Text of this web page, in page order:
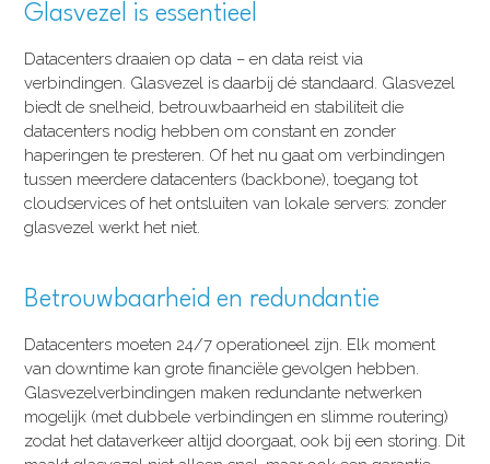
Glasvezel is essentieel
Datacenters draaien op data – en data reist via
verbindingen. Glasvezel is daarbij dé standaard. Glasvezel
biedt de snelheid, betrouwbaarheid en stabiliteit die
datacenters nodig hebben om constant en zonder
haperingen te presteren. Of het nu gaat om verbindingen
tussen meerdere datacenters (backbone), toegang tot
cloudservices of het ontsluiten van lokale servers: zonder
glasvezel werkt het niet.
Betrouwbaarheid en redundantie
Datacenters moeten 24/7 operationeel zijn. Elk moment
van downtime kan grote financiële gevolgen hebben.
Glasvezelverbindingen maken redundante netwerken
mogelijk (met dubbele verbindingen en slimme routering)
zodat het dataverkeer altijd doorgaat, ook bij een storing. Dit